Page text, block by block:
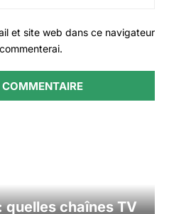
et site web dans ce navigateur
quelles chaînes TV